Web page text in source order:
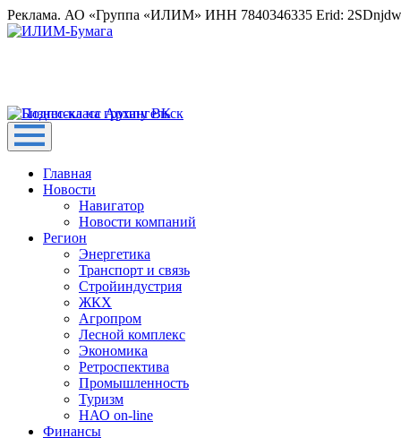
Реклама. АО «Группа «ИЛИМ» ИНН 7840346335 Erid:
Главная
Новости
Навигатор
Новости компаний
Регион
Энергетика
Транспорт и связь
Стройиндустрия
ЖКХ
Агропром
Лесной комплекс
Экономика
Ретроспектива
Промышленность
Туризм
НАО on-line
Финансы